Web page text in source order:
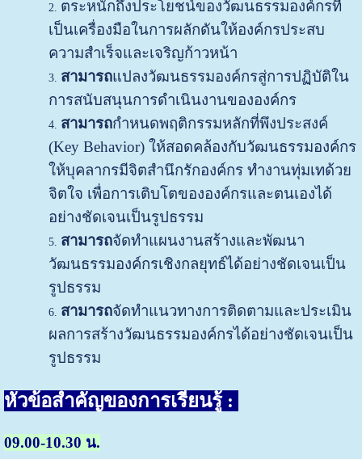
ตระหนักถึงประโยชน์ของวัฒนธรรมองค์กรที่
เป็นเครื่องมือในการผลักดันให้องค์กรประสบ
ความสำเร็จและเจริญก้าวหน้า
สามารถแปลงวัฒนธรรมองค์กรสู่การปฏิบัติใน
การสนับสนุนการดำเนินงานขององค์กร
สามารถกำหนดพฤติกรรมหลักที่พึงประสงค์
(Key Behavior) ให้สอดคล้องกับวัฒนธรรมองค์กร
ให้บุคลากรมีจิตสำนึกรักองค์กร ทำงานทุ่มเทด้วย
จิตใจ เพื่อการเติบโตขององค์กรและตนเองได้
อย่างชัดเจนเป็นรูปธรรม
สามารถจัดทำแผนงานสร้างและพัฒนา
วัฒนธรรมองค์กรเชิงกลยุทธ์ได้อย่างชัดเจนเป็น
รูปธรรม
สามารถจัดทำแนวทางการติดตามและประเมิน
ผลการสร้างวัฒนธรรมองค์กรได้อย่างชัดเจนเป็น
รูปธรรม
หัวข้อสำคัญของการเรียนรู้ :
09.00-10.30 น.